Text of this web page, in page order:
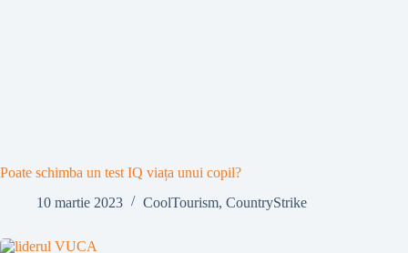
Poate schimba un test IQ viața unui copil?
10 martie 2023
CoolTourism, CountryStrike